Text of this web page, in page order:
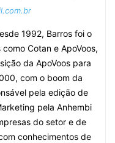
1992, Barros foi o
Cotan e ApoVoos,
da ApoVoos para
com o boom da
pela edição de
pela Anhembi
do setor e de
conhecimentos de